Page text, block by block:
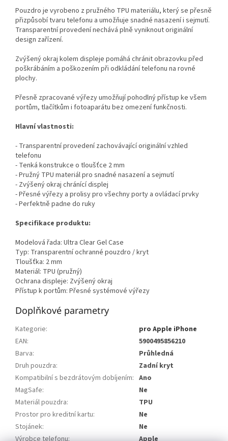
Pouzdro je vyrobeno z pružného TPU materiálu, který se přesně
přizpůsobí tvaru telefonu a umožňuje snadné nasazení i sejmutí.
Transparentní provedení nechává plně vyniknout originální
design zařízení.
Zvýšený okraj kolem displeje pomáhá chránit obrazovku před
poškrábáním a poškozením při odkládání telefonu na rovné
plochy.
Přesně zpracované výřezy umožňují pohodlný přístup ke všem
portům, tlačítkům i fotoaparátu bez omezení funkčnosti.
Hlavní vlastnosti:
- Transparentní provedení zachovávající originální vzhled
telefonu
- Tenká konstrukce o tloušťce 2 mm
- Pružný TPU materiál pro snadné nasazení a sejmutí
- Zvýšený okraj chránící displej
- Přesné výřezy a prolisy pro všechny porty a ovládací prvky
- Perfektně padne do ruky
Specifikace produktu:
Modelová řada: Ultra Clear Gel Case
Typ: Transparentní ochranné pouzdro / kryt
Tloušťka: 2 mm
Materiál: TPU (pružný)
Ochrana displeje: Zvýšený okraj
Přístup k portům: Přesné systémové výřezy
Doplňkové parametry
Kategorie:
pro Apple iPhone
EAN:
5900495856210
Barva:
Průhledná
Druh pouzdra:
Zadní kryt
Kompatibilní s bezdrátovým dobíjením: Ano
MagSafe:
Ne
Materiál pouzdra:
TPU
Prostor pro kreditní kartu:
Ne
Stojánek:
Ne